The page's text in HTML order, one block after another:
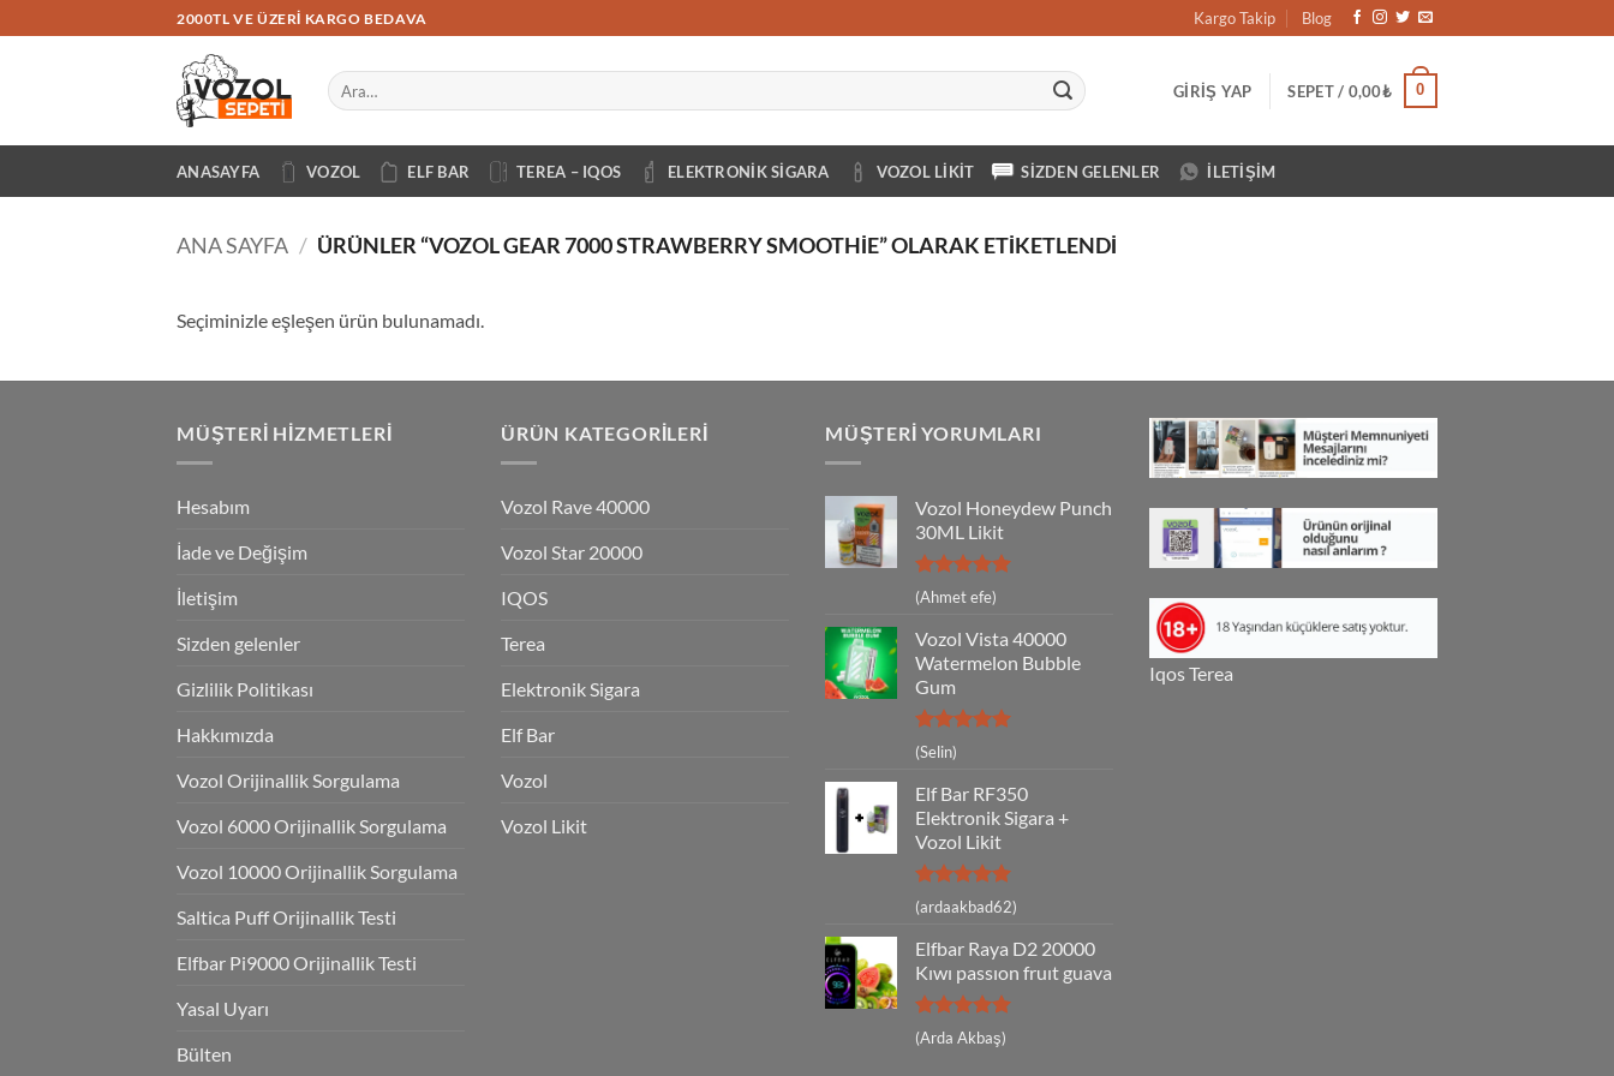
atla
2000TL VE ÜZERI KARGO BEDAVA Kargo Takip Blog
Ara:
GIRIŞ YAP SEPET / 0,00₺ 0
ANASAYFA VOZOL ELF BAR TEREA – IQOS ELEKTRONIK SIGARA VOZOL LIKIT SIZDEN GELENLER İLETIŞIM
ANA SAYFA / ÜRÜNLER “VOZOL GEAR 7000 STRAWBERRY SMOOTHIE” OLARAK ETIKETLENDI
Seçiminizle eşleşen ürün bulunamadı.
MÜŞTERI HIZMETLERI
Hesabım
İade ve Değişim
İletişim
Sizden gelenler
Gizlilik Politikası
Hakkımızda
Vozol Orijinallik Sorgulama
Vozol 6000 Orijinallik Sorgulama
Vozol 10000 Orijinallik Sorgulama
Saltica Puff Orijinallik Testi
Elfbar Pi9000 Orijinallik Testi
Yasal Uyarı
Bülten
ÜRÜN KATEGORILERI
Vozol Rave 40000
Vozol Star 20000
IQOS
Terea
Elektronik Sigara
Elf Bar
Vozol
Vozol Likit
MÜŞTERI YORUMLARI
Vozol Honeydew Punch
30ML Likit
5 üzerinden
5
(Ahmet efe)
Vozol Vista 40000
Watermelon Bubble
Gum
5 üzerinden
5
oy aldı
(Selin)
Elf Bar RF350
Elektronik Sigara +
Vozol Likit
5 üzerinden
5
(ardaakbad62)
Elfbar Raya D2 20000
Kıwı passıon fruıt guava
5 üzerinden
5
(Arda Akbaş)
Iqos Terea